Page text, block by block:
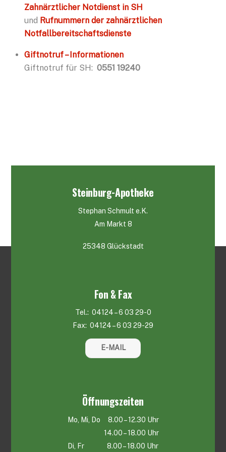
Zahnärztlicher Notdienst in SH
und Rufnummern der zahnärztlichen
Notfallbereitschaftsdienste
Giftnotruf – Informationen
Giftnotruf für SH: 0551 19240
Steinburg-Apotheke
Stephan Schmult e.K.
Am Markt 8
25348 Glückstadt
Fon & Fax
Tel.: 04124 – 6 03 29-0
Fax: 04124 – 6 03 29-29
E-MAIL
Öffnungszeiten
Mo, Mi, Do 8.00 – 12.30 Uhr
14.00 – 18.00 Uhr
Di, Fr 8.00 – 18.00 Uhr